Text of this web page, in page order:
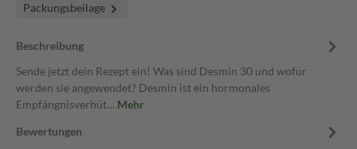
Packungsbeilage
Beschreibung
Sende jetzt dein Rezept ein! Was sind Desmin 30 und wofür
werden sie angewendet? Desmin ist ein hormonales
Empfängnisverhüt… Mehr
Bewertungen